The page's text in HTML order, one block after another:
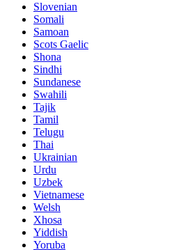
Slovenian
Somali
Samoan
Scots Gaelic
Shona
Sindhi
Sundanese
Swahili
Tajik
Tamil
Telugu
Thai
Ukrainian
Urdu
Uzbek
Vietnamese
Welsh
Xhosa
Yiddish
Yoruba